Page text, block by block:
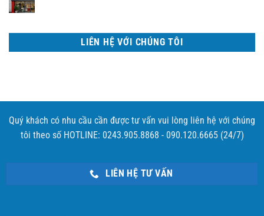
LIÊN HỆ VỚI CHÚNG TÔI
Quý khách có nhu cầu cần được tư vấn vui lòng liên hệ với chúng
tôi theo số HOTLINE: 0243.905.8868 - 090.120.6665 (24/7)
LIÊN HỆ TƯ VẤN